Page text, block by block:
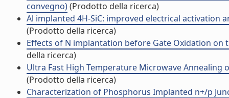
convegno)(Prodotto della ricerca)
Al implanted 4H-SiC: improved electrical activation
(Prodotto della ricerca)
Effects of N implantation before Gate Oxidation on
della ricerca)
Ultra Fast High Temperature Microwave
(Prodotto della ricerca)
Characterization of Phosphorus Implanted n+/p